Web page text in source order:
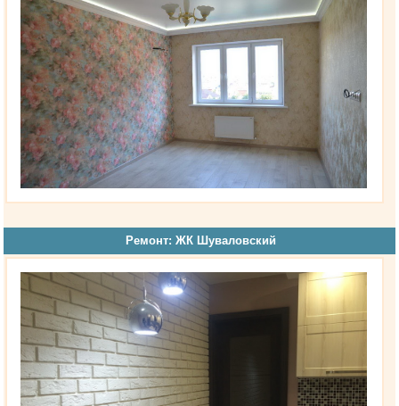
Ремонт: ЖК Шуваловский